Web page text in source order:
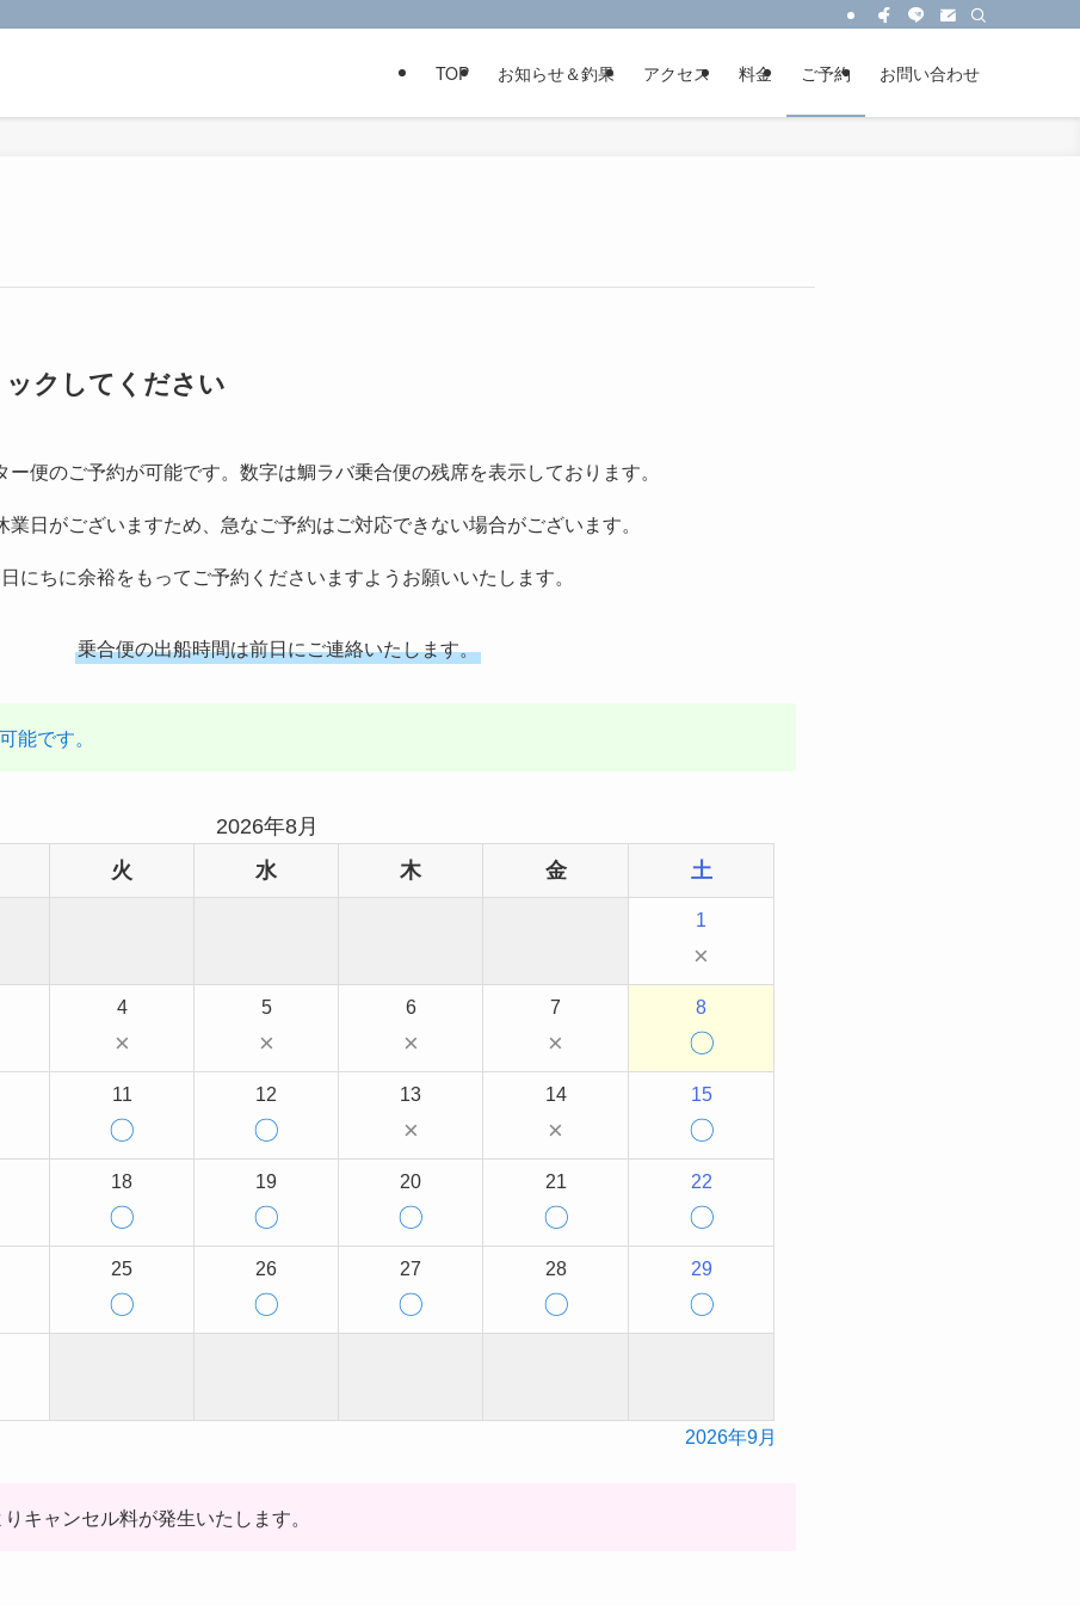
TOP お知らせ＆釣果 アクセス 料金 ご予約 お問い合わせ
ックしてください
ー便のご予約が可能です。数字は鯛ラバ乗合便の残席を表示しております。
業日がございますため、急なご予約はご対応できない場合がございます。
にちに余裕をもってご予約くださいますようお願いいたします。
乗合便の出船時間は前日にご連絡いたします。
能です。
2026年8月
火 水 木 金 土
1
×
4
×
5
×
6
×
7
×
8
〇
11
〇
12
〇
13
×
14
×
15
〇
18
〇
19
〇
20
〇
21
〇
22
〇
25
〇
26
〇
27
〇
28
〇
29
〇
2026年9月
キャンセル料が発生いたします。